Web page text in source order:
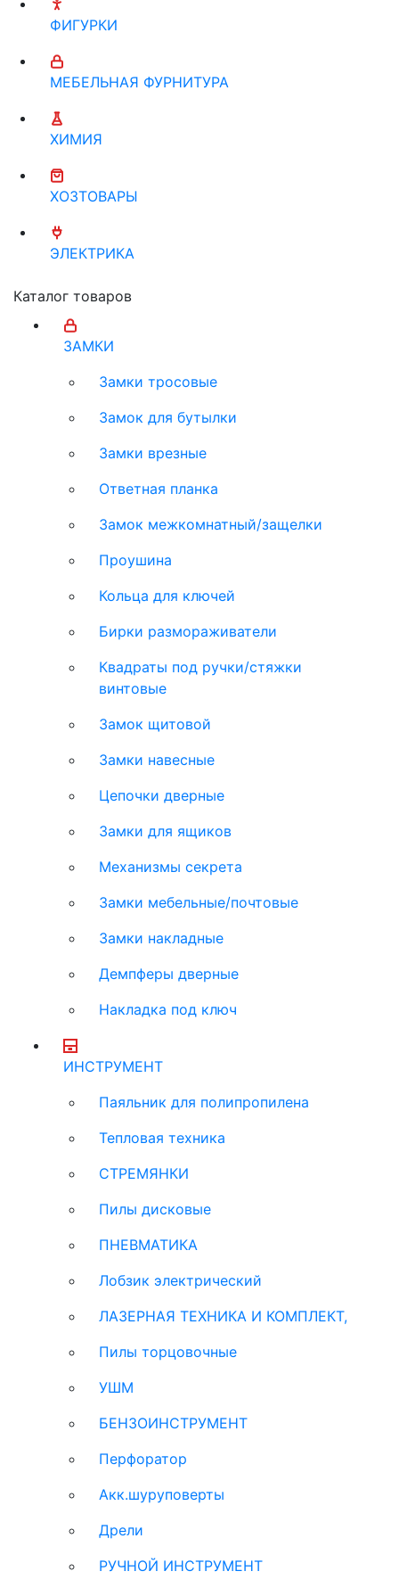
ФИГУРКИ
МЕБЕЛЬНАЯ ФУРНИТУРА
ХИМИЯ
ХОЗТОВАРЫ
ЭЛЕКТРИКА
Каталог товаров
ЗАМКИ
Замки тросовые
Замок для бутылки
Замки врезные
Ответная планка
Замок межкомнатный/защелки
Проушина
Кольца для ключей
Бирки размораживатели
Квадраты под ручки/стяжки
винтовые
Замок щитовой
Замки навесные
Цепочки дверные
Замки для ящиков
Механизмы секрета
Замки мебельные/почтовые
Замки накладные
Демпферы дверные
Накладка под ключ
ИНСТРУМЕНТ
Паяльник для полипропилена
Тепловая техника
СТРЕМЯНКИ
Пилы дисковые
ПНЕВМАТИКА
Лобзик электрический
ЛАЗЕРНАЯ ТЕХНИКА И КОМПЛЕКТ,
Пилы торцовочные
УШМ
БЕНЗОИНСТРУМЕНТ
Перфоратор
Акк.шуруповерты
Дрели
РУЧНОЙ ИНСТРУМЕНТ